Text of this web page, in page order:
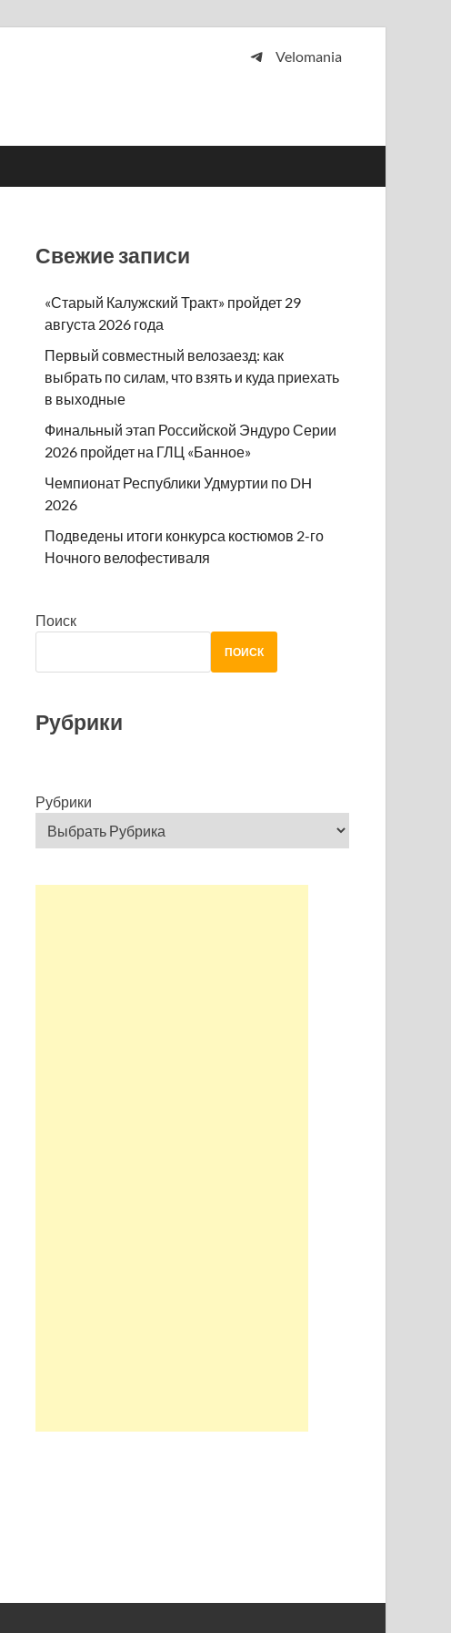
Velomania
Свежие записи
«Старый Калужский Тракт» пройдет 29
августа 2026 года
Первый совместный велозаезд: как
выбрать по силам, что взять и куда приехать
в выходные
Финальный этап Российской Эндуро Серии
2026 пройдет на ГЛЦ «Банное»
Чемпионат Республики Удмуртии по DH
2026
Подведены итоги конкурса костюмов 2-го
Ночного велофестиваля
Поиск
ПОИСК
Рубрики
Рубрики